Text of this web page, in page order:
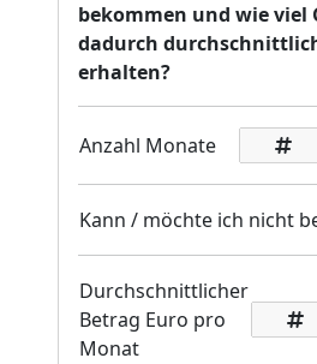
bekommen und wie viel
dadurch
erhalten?
Anzahl Monate
Kann / möchte ich nicht
Durchschnittlicher
Betrag Euro pro
Monat